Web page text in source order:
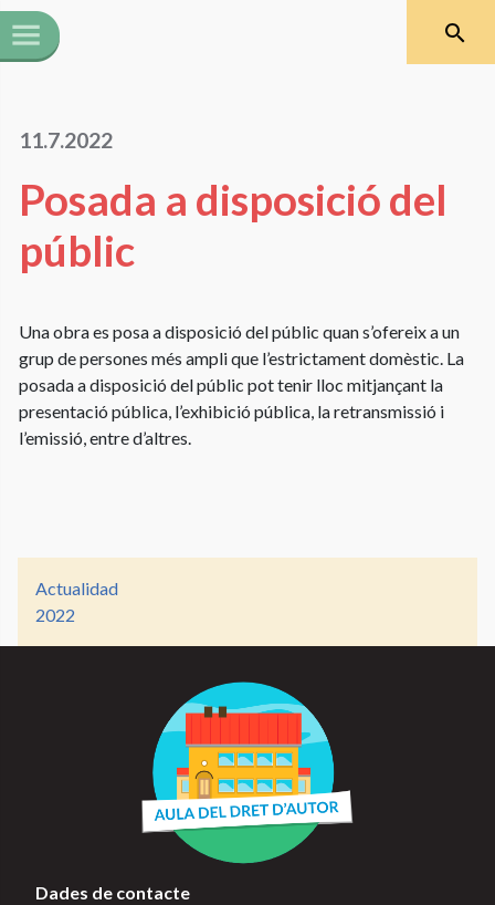
Actualidad
2022
11.7.2022
Posada a disposició del
públic
Una obra es posa a disposició del públic quan s’ofereix a un
grup de persones més ampli que l’estrictament domèstic. La
posada a disposició del públic pot tenir lloc mitjançant la
presentació pública, l’exhibició pública, la retransmissió i
l’emissió, entre d’altres.
Dades de contacte